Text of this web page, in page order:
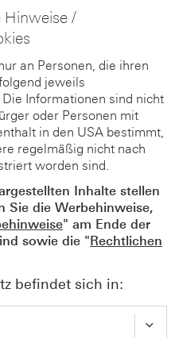
Hinweise /
an Personen, die ihren
jeweils
Informationen sind nicht
oder Personen mit
in den USA bestimmt,
regelmäßig nicht nach
worden sind.
Inhalte stellen
Sie die Werbehinweise,
" am Ende der
sowie die "Rechtlichen
befindet sich in: